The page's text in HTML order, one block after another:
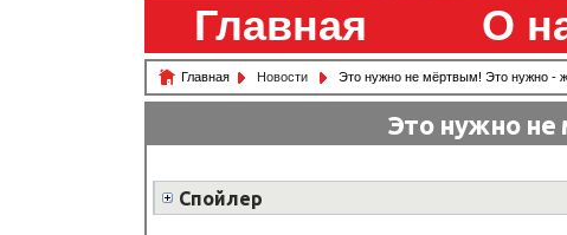
Главная О
Главная Новости Это нужно не мёртвым! Это нужно -
Это нужно
Спойлер